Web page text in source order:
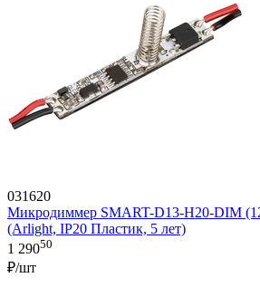
031620
Микродиммер SMART-D13-H20-DIM
(Arlight, IP20 Пластик, 5 лет)
1 29050
₽/шт